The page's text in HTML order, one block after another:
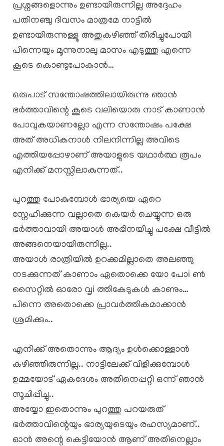
പ്രശ്നങ്ങളൊന്നും ഉണ്ടായിരുന്നില്ല അദ്ദേഹം
പതിനഞ്ചു ദിവസം മാത്രമേ നാട്ടിൽ
ഉണ്ടായിരുന്നുള്ളൂ അതുകഴിഞ്ഞ് തിരിച്ചുപോയി
പിന്നെയും മൂന്നുനാലു മാസം എടുത്തു എന്നെ
കൂടെ കൊണ്ടുപോകാൻ…
ഒരുപാട് സന്തോഷത്തിലായിരുന്നു ഞാൻ
ഭർത്താവിന്റെ കൂടെ വലിയൊരു നാട് കാണാൻ
പോവുകയാണല്ലോ എന്ന സന്തോഷം പക്ഷേ
അത് അധികനാൾ നിലനിന്നില്ല അവിടെ
എത്തിയപ്പോഴാണ് അയാളുടെ യഥാർത്ഥ രൂപം
എനിക്ക് മനസ്സിലാകുന്നത്..
പുറത്തു പോകുമ്പോൾ ഭാര്യയെ ഏറെ
സ്നേഹിക്കുന്ന വല്ലാതെ കെയർ ചെയ്യുന്ന ഒരു
ഭർത്താവായി അയാൾ അഭിനയിച്ചു പക്ഷേ വീട്ടിൽ
അങ്ങനെയായിരുന്നില്ല..
അയാൾ രാത്രിയിൽ ഉറക്കമില്ലാതെ അലഞ്ഞു
നടക്കുന്നത് കാണാം ഏതൊക്കെ യോ പോi ൺ
സൈറ്റിൽ ഓരോ വൃi ത്തികേടുകൾ കാണും…
പിന്നെ അതൊക്കെ പ്രാവർത്തികമാക്കാൻ
ശ്രമിക്കും..
എനിക്ക് അതൊന്നും ആദ്യം ഉൾക്കൊള്ളാൻ
കഴിഞ്ഞിരുന്നില്ല.. നാട്ടിലേക്ക് വിളിക്കുമ്പോൾ
ഉമ്മയോട് ഏകദേശം അതിനെപ്പറ്റി ഒന്ന് ഞാൻ
സൂചിപ്പിച്ചു..
അയ്യോ ഇതൊന്നും പുറത്തു പറയരുത്
ഭർത്താവിന്റെയും ഭാര്യയുടെയും രഹസ്യമാണ്..
ഓൻ അന്റെ കെട്ടിയോൻ ആണ് അതിനെല്ലാം